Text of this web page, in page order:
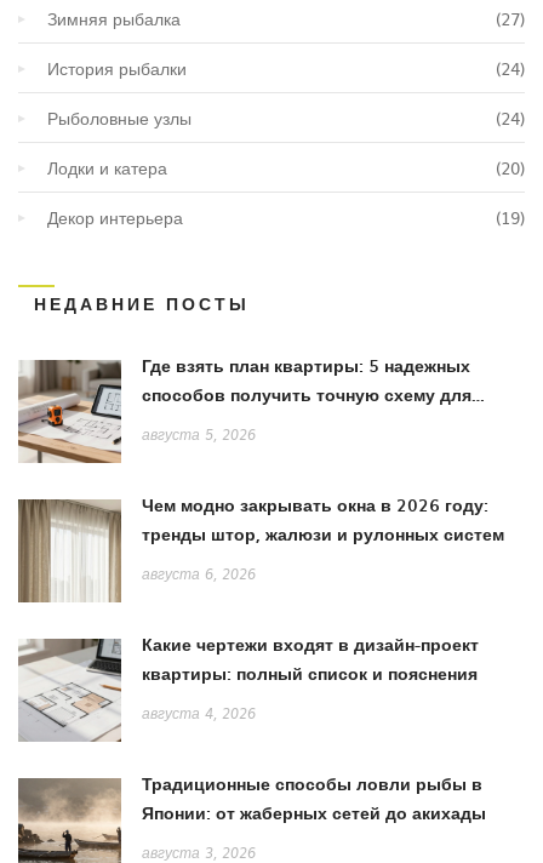
Зимняя рыбалка (27)
История рыбалки (24)
Рыболовные узлы (24)
Лодки и катера (20)
Декор интерьера (19)
НЕДАВНИЕ ПОСТЫ
Где взять план квартиры: 5 надежных
способов получить точную схему для
ремонта
августа 5, 2026
Чем модно закрывать окна в 2026 году:
тренды штор, жалюзи и рулонных систем
августа 6, 2026
Какие чертежи входят в дизайн-проект
квартиры: полный список и пояснения
августа 4, 2026
Традиционные способы ловли рыбы в
Японии: от жаберных сетей до акихады
августа 3, 2026